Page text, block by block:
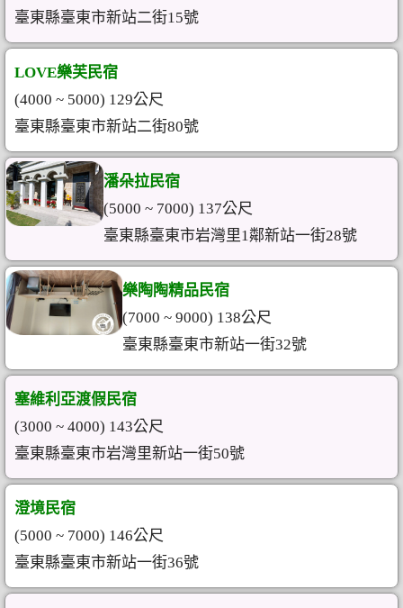
臺東縣臺東市新站二街15號
LOVE樂芙民宿
(4000 ~ 5000) 129公尺
臺東縣臺東市新站二街80號
潘朵拉民宿
(5000 ~ 7000) 137公尺
臺東縣臺東市岩灣里1鄰新站一街28號
樂陶陶精品民宿
(7000 ~ 9000) 138公尺
臺東縣臺東市新站一街32號
塞維利亞渡假民宿
(3000 ~ 4000) 143公尺
臺東縣臺東市岩灣里新站一街50號
澄境民宿
(5000 ~ 7000) 146公尺
臺東縣臺東市新站一街36號